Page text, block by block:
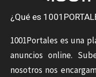
¿Qué es
1001Portales es una
anuncios online.
nosotros nos